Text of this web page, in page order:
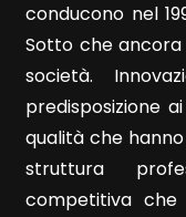
conducono nel
Sotto che
società.
predisposizione
qualità che
struttura
competitiva
2
3
4